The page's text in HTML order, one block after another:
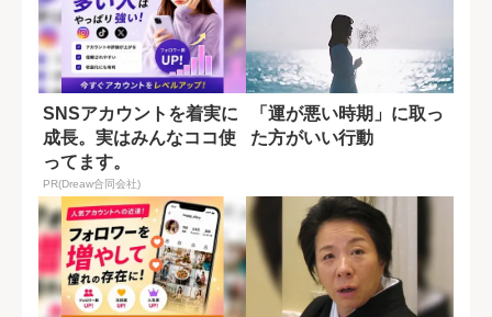
SNSアカウントを着実に
成長。実はみんなココ使
ってます。
PR(Dreaw合同会社)
「運が悪い時期」に取っ
た方がいい行動